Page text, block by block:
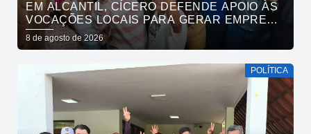
EM ALCANTIL, CÍCERO DEFENDE APOIO ÀS
VOCAÇÕES LOCAIS PARA GERAR EMPREGO
E RENDA
8 de agosto de 2026
POLÍTICA